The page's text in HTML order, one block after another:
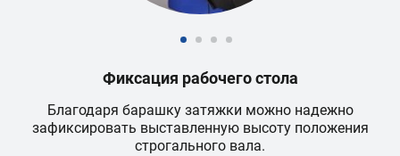
Фиксация рабочего стола
Благодаря барашку затяжки можно надежно
зафиксировать выставленную высоту положения
строгального вала.